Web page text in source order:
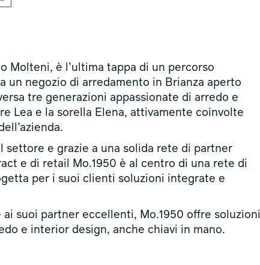
Molteni, è l’ultima tappa di un percorso
un negozio di arredamento in Brianza aperto
tre generazioni appassionate di arredo e
Lea e la sorella Elena, attivamente coinvolte
settore e grazie a una solida rete di partner
e di retail Mo.1950 è al centro di una rete di
per i suoi clienti soluzioni integrate e
suoi partner eccellenti, Mo.1950 offre soluzioni
e interior design, anche chiavi in mano.